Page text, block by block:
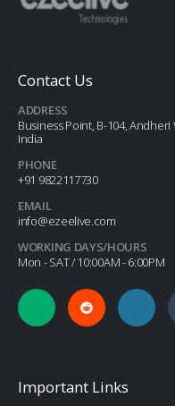
Contact Us
ADDRESS
Business Point, B-104,
India
PHONE
+91 9822117730
EMAIL
info@ezeelive.com
WORKING DAYS/HOURS
Mon - SAT / 10:00AM - 6:00PM
Important Links